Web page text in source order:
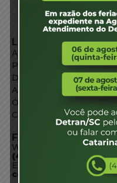
LINKS EXTERNOS
Agência de Notícias
Portal de Serviços
Diário Oficial
Acesso à Informação
Órgãos do Governo
Conheça SC
FALE CONOSCO
WhatsApp:
(48) 3664-1800
E-mail: